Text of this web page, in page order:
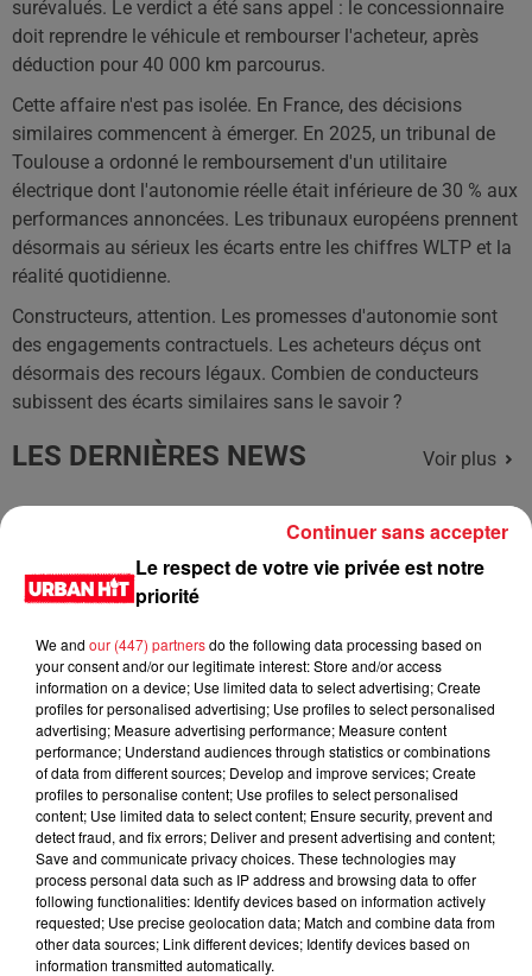
surévalués. Le verdict a été sans appel : le concessionnaire
doit reprendre le véhicule et rembourser l'acheteur, après
déduction pour 40 000 km parcourus.
Cette affaire n'est pas isolée. En France, des décisions
similaires commencent à émerger. En 2025, un tribunal de
Toulouse a ordonné le remboursement d'un utilitaire
électrique dont l'autonomie réelle était inférieure de 30 % aux
performances annoncées. Les tribunaux européens prennent
désormais au sérieux les écarts entre les chiffres WLTP et la
réalité quotidienne.
Constructeurs, attention. Les promesses d'autonomie sont
des engagements contractuels. Les acheteurs déçus ont
désormais des recours légaux. Combien de conducteurs
subissent des écarts similaires sans le savoir ?
LES DERNIÈRES NEWS Voir plus
Jay-Z se bat contre la grand-mère
d'un homme prétendant être son fils
Cassie met fin à une ex-escorte
masculine dans sa bataille...
Des vitres tombent de la tour
Montparnasse : des désaccords
entre...
Le respect de votre vie privée est notre
priorité
We and our (447) partnersdo the following data processing based on
your consent and/or our legitimate interest: Store and/or access
information on a device; Use limited data to select advertising; Create
profiles for personalised advertising; Use profiles to select personalised
advertising; Measure advertising performance; Measure content
performance; Understand audiences through statistics or combinations
of data from different sources; Develop and improve services; Create
profiles to personalise content; Use profiles to select personalised
content; Use limited data to select content; Ensure security, prevent and
detect fraud, and fix errors; Deliver and present advertising and content;
Save and communicate privacy choices. These technologies may
process personal data such as IP address and browsing data to offer
following functionalities: Identify devices based on information actively
requested; Use precise geolocation data; Match and combine data from
other data sources; Link different devices; Identify devices based on
information transmitted automatically.
Continuer sans accepter